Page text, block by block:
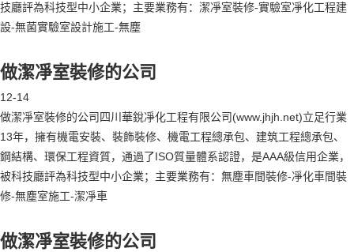
技廳評為科技型中小企業；主要業務有：潔凈室裝修-實驗室凈化工程建
設-無菌實驗室設計施工-無塵
做潔凈室裝修的公司
12-14
做潔凈室裝修的公司四川華銳凈化工程有限公司(www.jhjh.net)立足行業
13年，擁有機電安裝、裝飾裝修、機電工程總承包、建筑工程總承包、
鋼結構、環保工程資質，通過了ISO質量體系認證，是AAA級信用企業，
被科技廳評為科技型中小企業；主要業務有：無塵車間裝修-凈化車間裝
修-無塵室施工-潔凈車
做潔凈室裝修的公司